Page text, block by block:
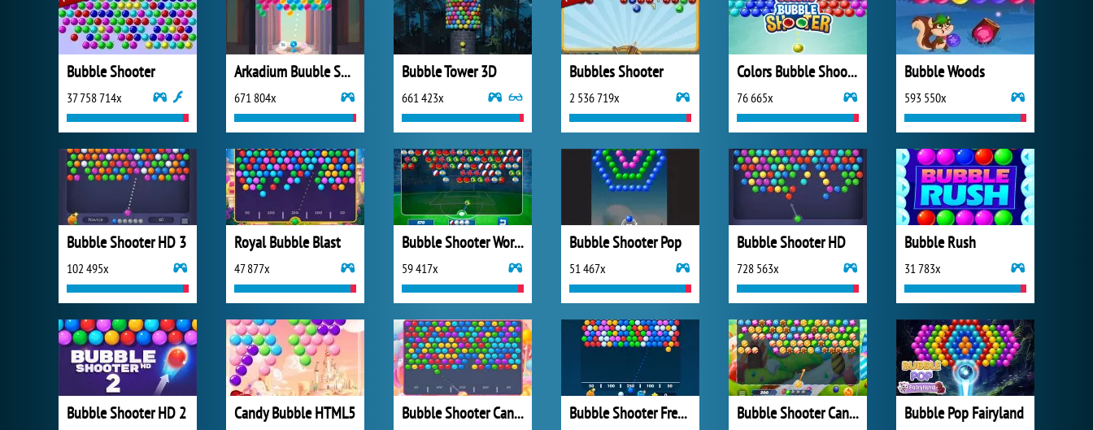
Bubble Shooter
37 758 714x
Arkadium Buuble Shooter
671 804x
Bubble Tower 3D
661 423x
Bubbles Shooter
2 536 719x
Colors Bubble Shooter
76 665x
Bubble Woods
593 550x
Bubble Shooter HD 3
102 495x
Royal Bubble Blast
47 877x
Bubble Shooter World Cup
59 417x
Bubble Shooter Pop
51 467x
Bubble Shooter HD
728 563x
Bubble Rush
31 783x
Bubble Shooter HD 2 Candy Bubble HTML5 Bubble Shooter Candy 2 Bubble Shooter Free 3 Bubble Shooter Candy Bubble Pop Fairyland